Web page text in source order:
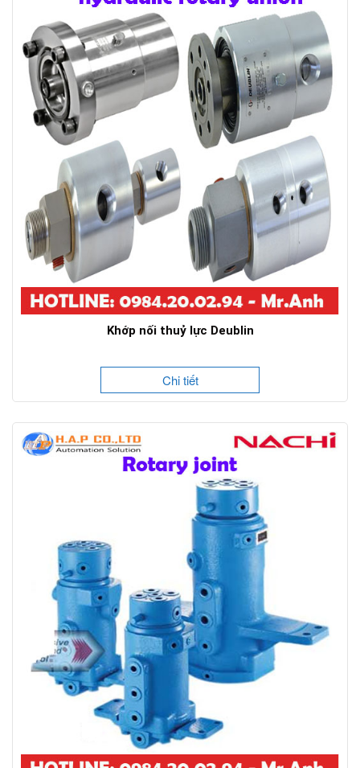
Khớp nối thuỷ lực Deublin
Chi tiết